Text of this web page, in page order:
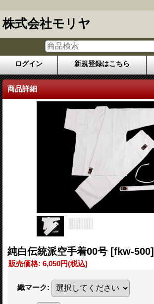
株式会社モリヤ
ログイン 新規登録はこちら
商品詳細
純白伝統派空手着00号 [fkw-500]
販売価格: 6,050円(税込)
織マーク: